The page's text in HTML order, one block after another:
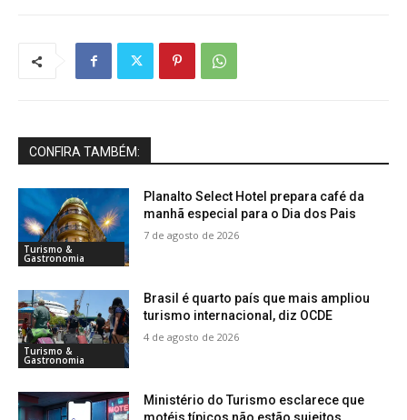
CONFIRA TAMBÉM:
Turismo &
Gastronomia
Planalto Select Hotel prepara café da
manhã especial para o Dia dos Pais
7 de agosto de 2026
Turismo &
Gastronomia
Brasil é quarto país que mais ampliou
turismo internacional, diz OCDE
4 de agosto de 2026
Ministério do Turismo esclarece que
motéis típicos não estão sujeitos